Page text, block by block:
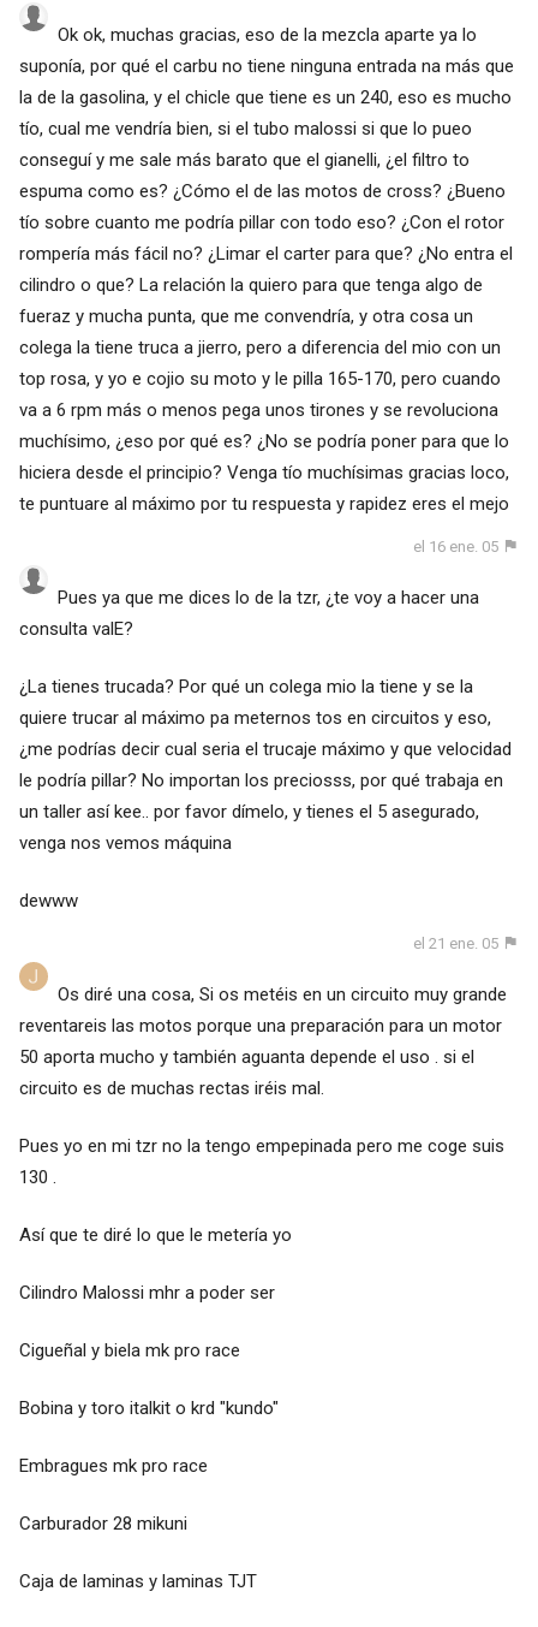
Ok ok, muchas gracias, eso de la mezcla aparte ya lo
suponía, por qué el carbu no tiene ninguna entrada na más que
la de la gasolina, y el chicle que tiene es un 240, eso es mucho
tío, cual me vendría bien, si el tubo malossi si que lo pueo
conseguí y me sale más barato que el gianelli, ¿el filtro to
espuma como es? ¿Cómo el de las motos de cross? ¿Bueno
tío sobre cuanto me podría pillar con todo eso? ¿Con el rotor
rompería más fácil no? ¿Limar el carter para que? ¿No entra el
cilindro o que? La relación la quiero para que tenga algo de
fueraz y mucha punta, que me convendría, y otra cosa un
colega la tiene truca a jierro, pero a diferencia del mio con un
top rosa, y yo e cojio su moto y le pilla 165-170, pero cuando
va a 6 rpm más o menos pega unos tirones y se revoluciona
muchísimo, ¿eso por qué es? ¿No se podría poner para que lo
hiciera desde el principio? Venga tío muchísimas gracias loco,
te puntuare al máximo por tu respuesta y rapidez eres el mejo
el 16 ene. 05
Pues ya que me dices lo de la tzr, ¿te voy a hacer una
consulta valE?
¿La tienes trucada? Por qué un colega mio la tiene y se la
quiere trucar al máximo pa meternos tos en circuitos y eso,
¿me podrías decir cual seria el trucaje máximo y que velocidad
le podría pillar? No importan los preciosss, por qué trabaja en
un taller así kee.. por favor dímelo, y tienes el 5 asegurado,
venga nos vemos máquina
dewww
el 21 ene. 05
Os diré una cosa, Si os metéis en un circuito muy grande
reventareis las motos porque una preparación para un motor
50 aporta mucho y también aguanta depende el uso . si el
circuito es de muchas rectas iréis mal.
Pues yo en mi tzr no la tengo empepinada pero me coge suis
130 .
Así que te diré lo que le metería yo
Cilindro Malossi mhr a poder ser
Cigueñal y biela mk pro race
Bobina y toro italkit o krd "kundo"
Embragues mk pro race
Carburador 28 mikuni
Caja de laminas y laminas TJT